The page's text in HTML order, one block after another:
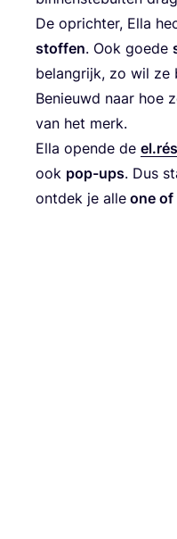
De oprich­ter, Ella
stof­fen. Ook goe­de
belang­rijk, zo wil ze
Benieuwd naar hoe
van het merk.
Ella open­de de
ook pop-ups. Dus
ont­dek je alle one of